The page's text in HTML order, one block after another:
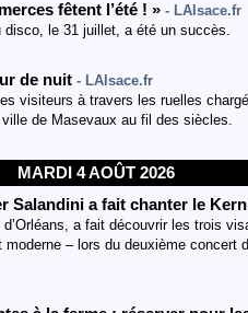
fêtent l’été ! » - LAlsace.fr
disco, le 31 juillet, a été un succès.
de nuit - LAlsace.fr
visiteurs à travers les ruelles
de Masevaux au fil des siècles.
MARDI 4 AOÛT 2026
Salandini a fait chanter le
a fait découvrir les trois
– lors du deuxième concert